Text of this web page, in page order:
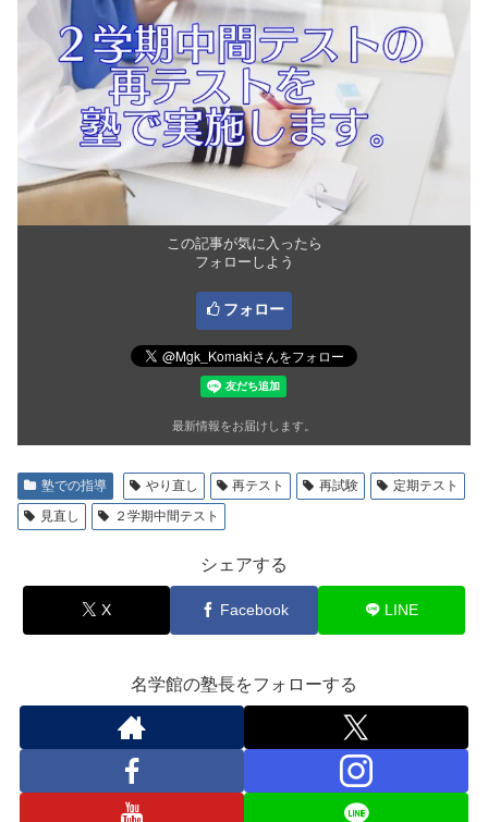
この記事が気に入ったら
フォローしよう
フォロー
最新情報をお届けします。
塾での指導 やり直し 再テスト 再試験
定期テスト
見直し
２学期中間テスト
シェアする
X Facebook LINE
名学館の塾長をフォローする